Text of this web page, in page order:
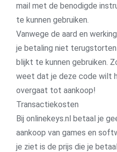
mail met de benodigde
te kunnen gebruiken.
Vanwege de aard en
je betaling niet
blijkt te kunnen gebruiken.
weet dat je deze code wilt
overgaat tot aankoop!
Transactiekosten
Bij onlinekeys.nl betaal je
aankoop van games en
je ziet is de prijs die je